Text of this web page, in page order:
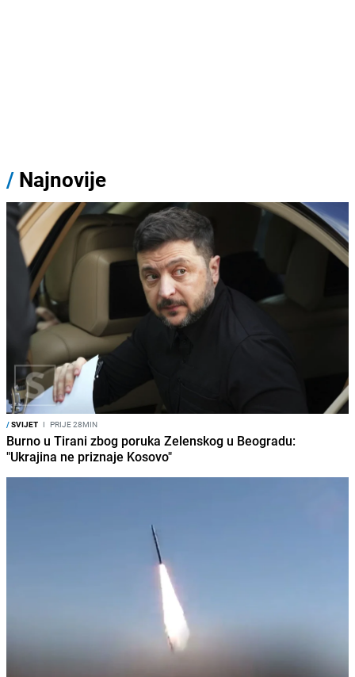
/ Najnovije
/SVIJET I PRIJE 28MIN
Burno u Tirani zbog poruka Zelenskog u Beogradu:
"Ukrajina ne priznaje Kosovo"